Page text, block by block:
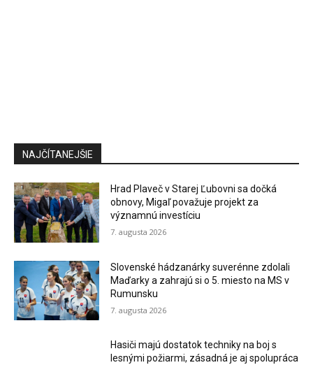
NAJČÍTANEJŠIE
Hrad Plaveč v Starej Ľubovni sa dočká
obnovy, Migaľ považuje projekt za
významnú investíciu
7. augusta 2026
Slovenské hádzanárky suverénne zdolali
Maďarky a zahrajú si o 5. miesto na MS v
Rumunsku
7. augusta 2026
Hasiči majú dostatok techniky na boj s
lesnými požiarmi, zásadná je aj spolupráca